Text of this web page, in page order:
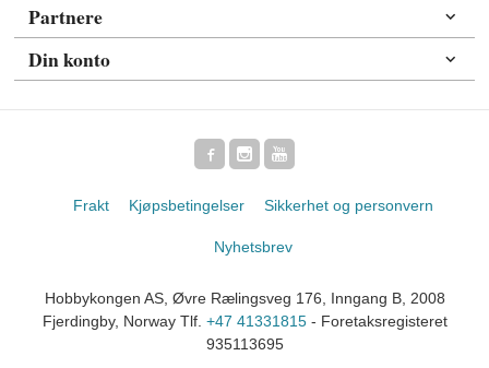
Partnere
Din konto
Frakt Kjøpsbetingelser Sikkerhet og personvern
Nyhetsbrev
Hobbykongen AS, Øvre Rælingsveg 176, Inngang B, 2008
Fjerdingby, Norway Tlf. +47 41331815- Foretaksregisteret
935113695